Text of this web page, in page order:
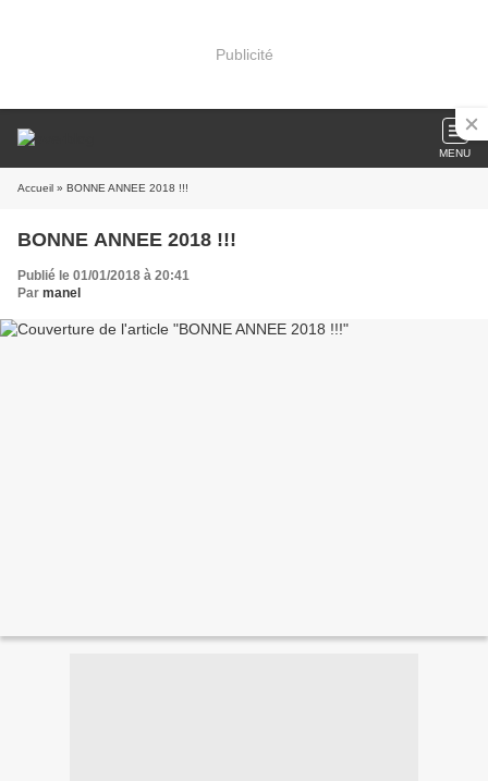
Publicité
MENU
Accueil » BONNE ANNEE 2018 !!!
BONNE ANNEE 2018 !!!
Publié le 01/01/2018 à 20:41
Par manel